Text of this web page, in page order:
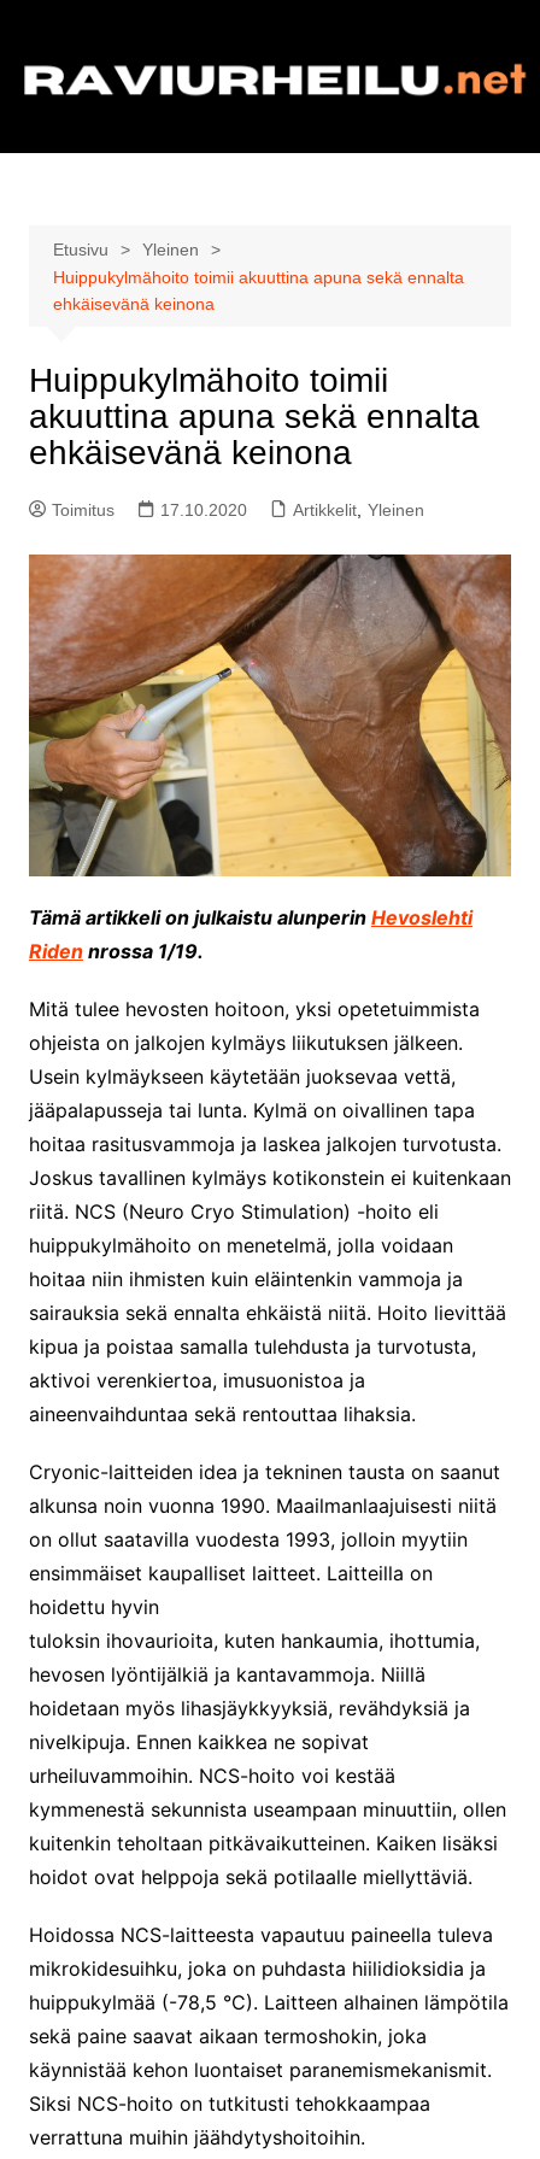
Etusivu
Yleinen
Huippukylmähoito toimii akuuttina apuna sekä ennalta
ehkäisevänä keinona
Huippukylmähoito toimii
akuuttina apuna sekä ennalta
ehkäisevänä keinona
Toimitus 17.10.2020 Artikkelit, Yleinen
Tämä artikkeli on julkaistu alunperin Hevoslehti
Ridennrossa 1/19.
Mitä tulee hevosten hoitoon, yksi opetetuimmista
ohjeista on jalkojen kylmäys liikutuksen jälkeen.
Usein kylmäykseen käytetään juoksevaa vettä,
jääpalapusseja tai lunta. Kylmä on oivallinen tapa
hoitaa rasitusvammoja ja laskea jalkojen turvotusta.
Joskus tavallinen kylmäys kotikonstein ei kuitenkaan
riitä. NCS (Neuro Cryo Stimulation) -hoito eli
huippukylmähoito on menetelmä, jolla voidaan
hoitaa niin ihmisten kuin eläintenkin vammoja ja
sairauksia sekä ennalta ehkäistä niitä. Hoito lievittää
kipua ja poistaa samalla tulehdusta ja turvotusta,
aktivoi verenkiertoa, imusuonistoa ja
aineenvaihduntaa sekä rentouttaa lihaksia.
Cryonic-laitteiden idea ja tekninen tausta on saanut
alkunsa noin vuonna 1990. Maailmanlaajuisesti niitä
on ollut saatavilla vuodesta 1993, jolloin myytiin
ensimmäiset kaupalliset laitteet. Laitteilla on
hoidettu hyvin
tuloksin ihovaurioita, kuten hankaumia, ihottumia,
hevosen lyöntijälkiä ja kantavammoja. Niillä
hoidetaan myös lihasjäykkyyksiä, revähdyksiä ja
nivelkipuja. Ennen kaikkea ne sopivat
urheiluvammoihin. NCS-hoito voi kestää
kymmenestä sekunnista useampaan minuuttiin, ollen
kuitenkin teholtaan pitkävaikutteinen. Kaiken lisäksi
hoidot ovat helppoja sekä potilaalle miellyttäviä.
Hoidossa NCS-laitteesta vapautuu paineella tuleva
mikrokidesuihku, joka on puhdasta hiilidioksidia ja
huippukylmää (-78,5 °C). Laitteen alhainen lämpötila
sekä paine saavat aikaan termoshokin, joka
käynnistää kehon luontaiset paranemismekanismit.
Siksi NCS-hoito on tutkitusti tehokkaampaa
verrattuna muihin jäähdytyshoitoihin.